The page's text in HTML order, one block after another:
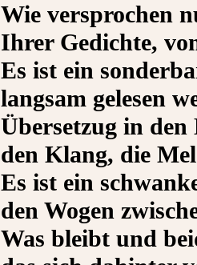
Wie versprochen
Ihrer Gedichte,
Es ist ein
langsam gelesen
Übersetzug in
den Klang, die
Es ist ein
den Wogen
Was bleibt und